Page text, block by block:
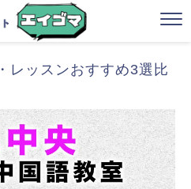
レッスンおすすめ3選比